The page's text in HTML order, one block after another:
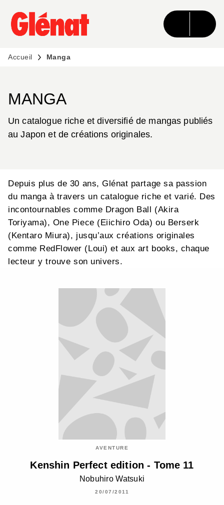
MENU RECHERCHE CONTENU
PIED DE PAGE
Accueil Manga
MANGA
Un catalogue riche et diversifié de mangas publiés
au Japon et de créations originales.
Depuis plus de 30 ans, Glénat partage sa passion
du manga à travers un catalogue riche et varié. Des
incontournables comme Dragon Ball (Akira
Toriyama), One Piece (Eiichiro Oda) ou Berserk
(Kentaro Miura), jusqu’aux créations originales
comme RedFlower (Loui) et aux art books, chaque
lecteur y trouve son univers.
AVENTURE
Kenshin Perfect edition - Tome 11
Nobuhiro Watsuki
20/07/2011